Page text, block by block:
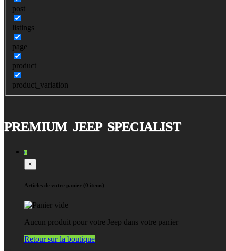
post
listings
page
product
product_variation
PREMIUM JEEP SPECIALIST
0
×
Articles de votre panier (0 items)
Aucun produit pour votre Jeep dans votre panier
Retour sur la boutique